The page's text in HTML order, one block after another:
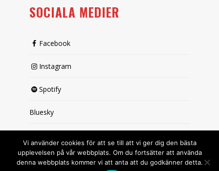
SOCIALA MEDIER
Facebook
Instagram
Spotify
Bluesky
Vi använder cookies för att se till att vi ger dig den bästa
upplevelsen på vår webbplats. Om du fortsätter att använda
denna webbplats kommer vi att anta att du godkänner detta.